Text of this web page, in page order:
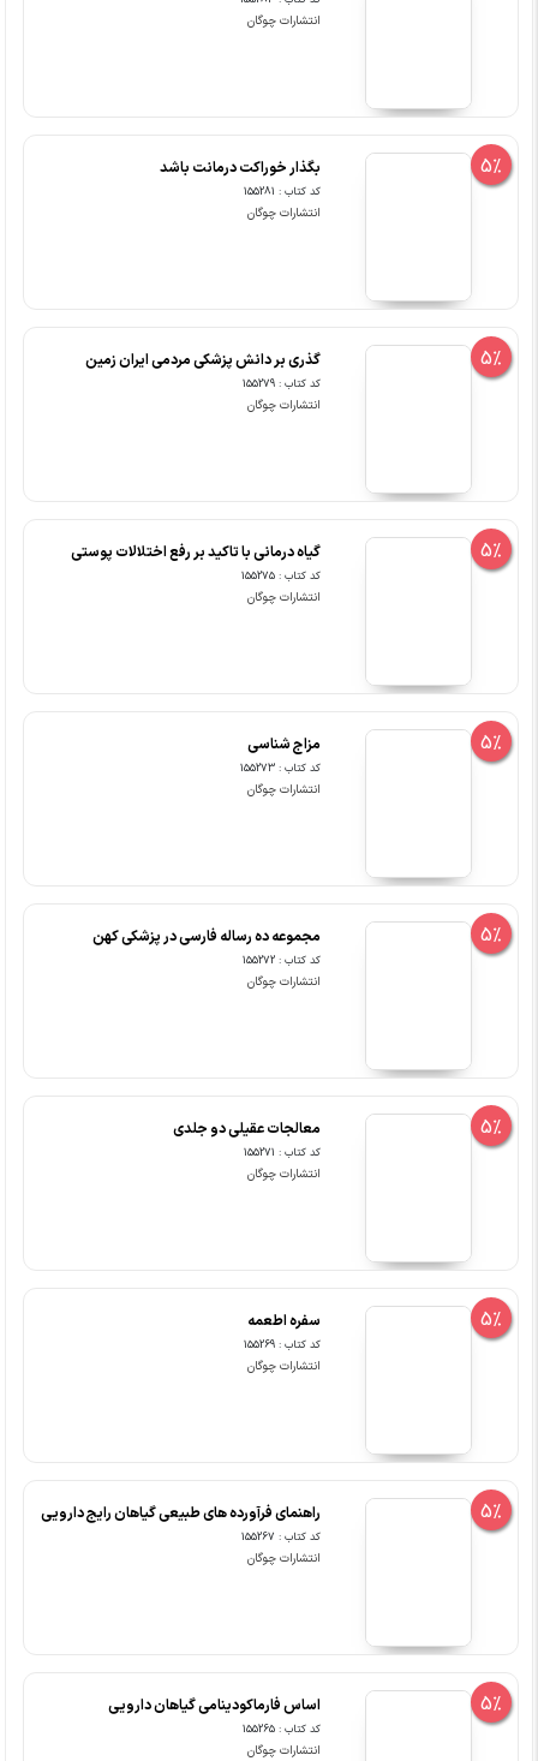
انتشارات چوگان
5% بگذار خوراکت درمانت باشد
کد کتاب : 155281
انتشارات چوگان
5% گذری بر دانش پزشکی مردمی ایران زمین
کد کتاب : 155279
انتشارات چوگان
5% گیاه درمانی با تاکید بر رفع اختلالات پوستی
کد کتاب : 155275
انتشارات چوگان
5% مزاج شناسی
کد کتاب : 155273
انتشارات چوگان
5% مجموعه ده رساله فارسی در پزشکی کهن
کد کتاب : 155272
انتشارات چوگان
5% معالجات عقیلی دو جلدی
کد کتاب : 155271
انتشارات چوگان
5% سفره اطعمه
کد کتاب : 155269
انتشارات چوگان
5% راهنمای فرآورده های طبیعی گیاهان رایج دارویی
کد کتاب : 155267
انتشارات چوگان
5% اساس فارماکودینامی گیاهان دارویی
کد کتاب : 155265
انتشارات چوگان